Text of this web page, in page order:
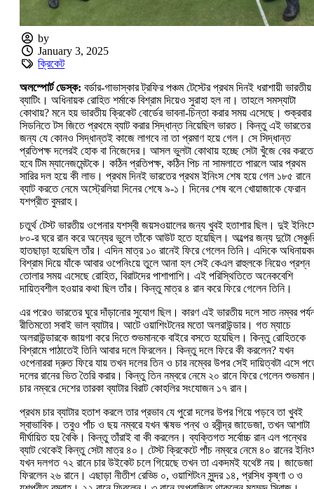
by
January 3, 2025
ক্রিকেট
অলস্পোর্ট ডেস্ক: বর্ডার-গাভাস্কার ট্রফির পঞ্চম টেস্টের প্রথম দিনই ধরাশায়ী ভারতীয়
ব্যাটিং। অধিনায়ক রোহিত শর্মাকে বিশ্রাম দিয়েও সুরাহা হল না। তাহলে সমস্যাটা
কোথায়? মনে হয় ভারতীয় ক্রিকেট বোর্ডের ভাবনা-চিন্তা করার সময় এসেছে। শুক্রবার
সিডনিতে টস জিতে প্রথমে ব্যাট করার সিদ্ধান্ত নিয়েছিল ভারত। কিন্তু এই ভারতের
জন্য যে কোনও সিদ্ধান্তই কাজে লাগবে না তা প্রমাণ হয়ে গেল। সে সিদ্ধান্ত
প্রতিপক্ষ দলেরই হোক বা নিজেদের। আসল ভুলটা কোথায় হচ্ছে সেটা খুঁজে বের করতে
হবে টিম ম্যানেজমেন্টকে। কঠিন প্রতিপক্ষ, কঠিন পিচ না সামলাতে পারলে আর প্রথম
সারির দল হয়ে কী লাভ। প্রথম দিনই ভারতের প্রথম ইনিংস শেষ হয়ে গেল ১৮৫
ব্যাট করতে নেমে অস্ট্রেলিয়া দিনের শেষে ৯-১। দিনের শেষ বলে খোয়াজাকে ফেরান
যশপ্রীত বুমরাহ।
চতুর্থ টেস্ট ভারতীয় ওপেনার যশস্বী জয়সওয়ালের জন্য খুবই হতাশার ছিল। দুই
৮০-র ঘরে রান করে অন্যের ভুলে তাঁকে আউট হতে হয়েছিল। অল্পের জন্য দুটো
হাতছাড়া হয়েছিল তাঁর। এদিন মাত্র ১০ রানেই ফিরে গেলেন তিনি। এদিকে
বিশ্রাম দিয়ে যাঁকে আবার ওপেনিংয়ে তুলে আনা হল সেই কেএল রাহুলকে নিয়েও প্রশ্ন
তোলার সময় এসেছে রোহিত, বিরাটদের পাশাপাশি। এই পরিস্থিতিতে অনেকবেশি
দায়িত্বশীল হওয়ার কথা ছিল তাঁর। কিন্তু মাত্র ৪ রান করে ফিরে গেলেন তিনি।
এর পরেও ভারতের ঘুরে দাঁড়ানোর সুযোগ ছিল। কারণ এই ভারতীয় দলে সাত নম্বর
রীতিমতো সবাই ভাল ব্যাটার। আটে ওয়াশিংটনের মতো অলরাউন্ডার। গত ম্যাচে
অলরাউন্ডারকে জায়গা করে দিতে শুভমানকে বাইরে বসতে হয়েছিল। কিন্তু রোহিতকে
বিশ্রামে পাঠাতেই তিনি আবার দলে ফিরলেন। কিন্তু দলে ফিরে কী করলেন? যখন
ওপেনাররা দ্রুত ফিরে যায় তখন দলের তিন ও চার নম্বের উপর সেই দায়িত্বটা এসে
দলের রানের ভিত তৈরি করার। কিন্তু তিন নম্বরে নেমে ২০ রানে ফিরে গেলেন
চার নম্বরে দেশের তারকা ব্যাটার বিরাট কোহলির সংযোজন ১৭ রান।
প্রথম চার ব্যাটার হতাশ করলে তার প্রভাব যে পুরো দলের উপর গিয়ে পড়বে তা খুবই
স্বাভাবিক। তবুও পাঁচ ও ছয় নম্বরে যখন ঋষভ পন্থ ও রবীন্দ্র জাডেজা, তখন আশাটা
দীর্ঘায়িত হয় বৈকি। কিন্তু তাঁরাই বা কী করলেন। ব্যক্তিগত সর্বোচ্চ রান এল পন্থের
ব্যাট থেকেই কিন্তু সেটা মাত্র ৪০। টেস্ট ক্রিকেটে পাঁচ নম্বরে নেমে ৪০ রানের
যখন দলগত ৭২ রানে চার উইকেট চলে গিয়েছে তখন তা একদমই যথেষ্ট নয়। জাডেজা
ফিরলেন ২৬ রানে। এছাড়া নীতীশ রেড্ডি ০, ওয়াশিটংন সুন্দর ১৪, প্রসিধ কৃষ্ণা ৩ ও